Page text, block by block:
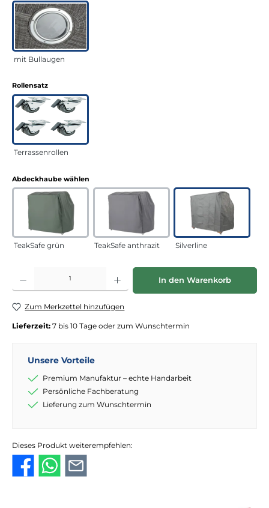
mit Bullaugen
Rollensatzauswählen
Terrassenrollen
Abdeckhaube wählen
TeakSafe grün TeakSafe anthrazit Silverline
Produkt Anzahl: Gib den gewünschten Wert ein oder benutze die
In den Warenkorb
Zum Merkzettel hinzufügen
Lieferzeit: 7 bis 10 Tage oder zum Wunschtermin
Unsere Vorteile
Premium Manufaktur – echte Handarbeit
Persönliche Fachberatung
Lieferung zum Wunschtermin
Dieses Produkt weiterempfehlen: